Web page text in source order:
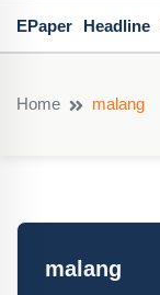
EPaper Headline
Home malang
malang